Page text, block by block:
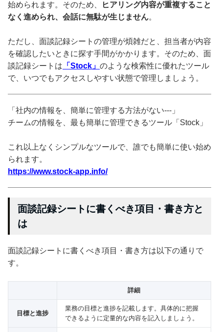
始められます。そのため、
ヒアリング内容が重複すること
なく進められ、会話に無駄が生じません。
ただし、面談記録シートの管理が煩雑だと、担当者が内容
を確認したいときに探す手間がかかります。そのため、面
談記録シートは 「Stock」 のような検索性に優れたツール
で、いつでもアクセスしやすい状態で管理しましょう。
「社内の情報を、簡単に管理する方法がない---」
チームの情報を、最も簡単に管理できるツール「Stock」
これ以上なくシンプルなツールで、誰でも簡単に使い始め
られます。
https://www.stock-app.info/
面談記録シートに書くべき項目・書き方と
は
面談記録シートに書くべき項目・書き方は以下の通りで
す。
詳細
目標と進捗
業務の目標と進捗を記載します。具体的に把握
できるように定量的な内容を記入しましょう。